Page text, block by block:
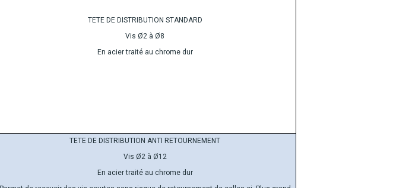
TETE DE DISTRIBUTION STANDARD
Vis Ø2 à Ø8
En acier traité au chrome dur
TETE DE DISTRIBUTION ANTI RETOURNEMENT
Vis Ø2 à Ø12
En acier traité au chrome dur